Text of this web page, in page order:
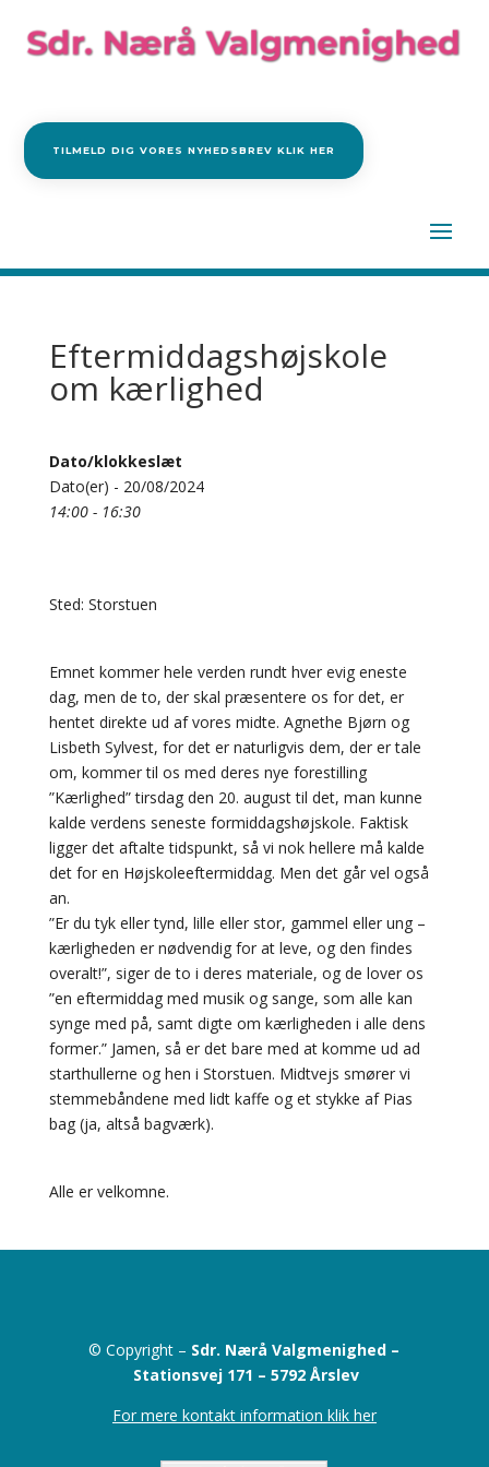
TILMELD DIG VORES NYHEDSBREV KLIK HER
Eftermiddagshøjskole
om kærlighed
Dato/klokkeslæt
Dato(er) - 20/08/2024
14:00 - 16:30
Sted: Storstuen
Emnet kommer hele verden rundt hver evig eneste
dag, men de to, der skal præsentere os for det, er
hentet direkte ud af vores midte. Agnethe Bjørn og
Lisbeth Sylvest, for det er naturligvis dem, der er tale
om, kommer til os med deres nye forestilling
”Kærlighed” tirsdag den 20. august til det, man kunne
kalde verdens seneste formiddagshøjskole. Faktisk
ligger det aftalte tidspunkt, så vi nok hellere må kalde
det for en Højskoleeftermiddag. Men det går vel også
an.
”Er du tyk eller tynd, lille eller stor, gammel eller ung –
kærligheden er nødvendig for at leve, og den findes
overalt!”, siger de to i deres materiale, og de lover os
”en eftermiddag med musik og sange, som alle kan
synge med på, samt digte om kærligheden i alle dens
former.” Jamen, så er det bare med at komme ud ad
starthullerne og hen i Storstuen. Midtvejs smører vi
stemmebåndene med lidt kaffe og et stykke af Pias
bag (ja, altså bagværk).
Alle er velkomne.
© Copyright – Sdr. Nærå Valgmenighed –
Stationsvej 171 –5792 Årslev
For mere kontakt information klik her